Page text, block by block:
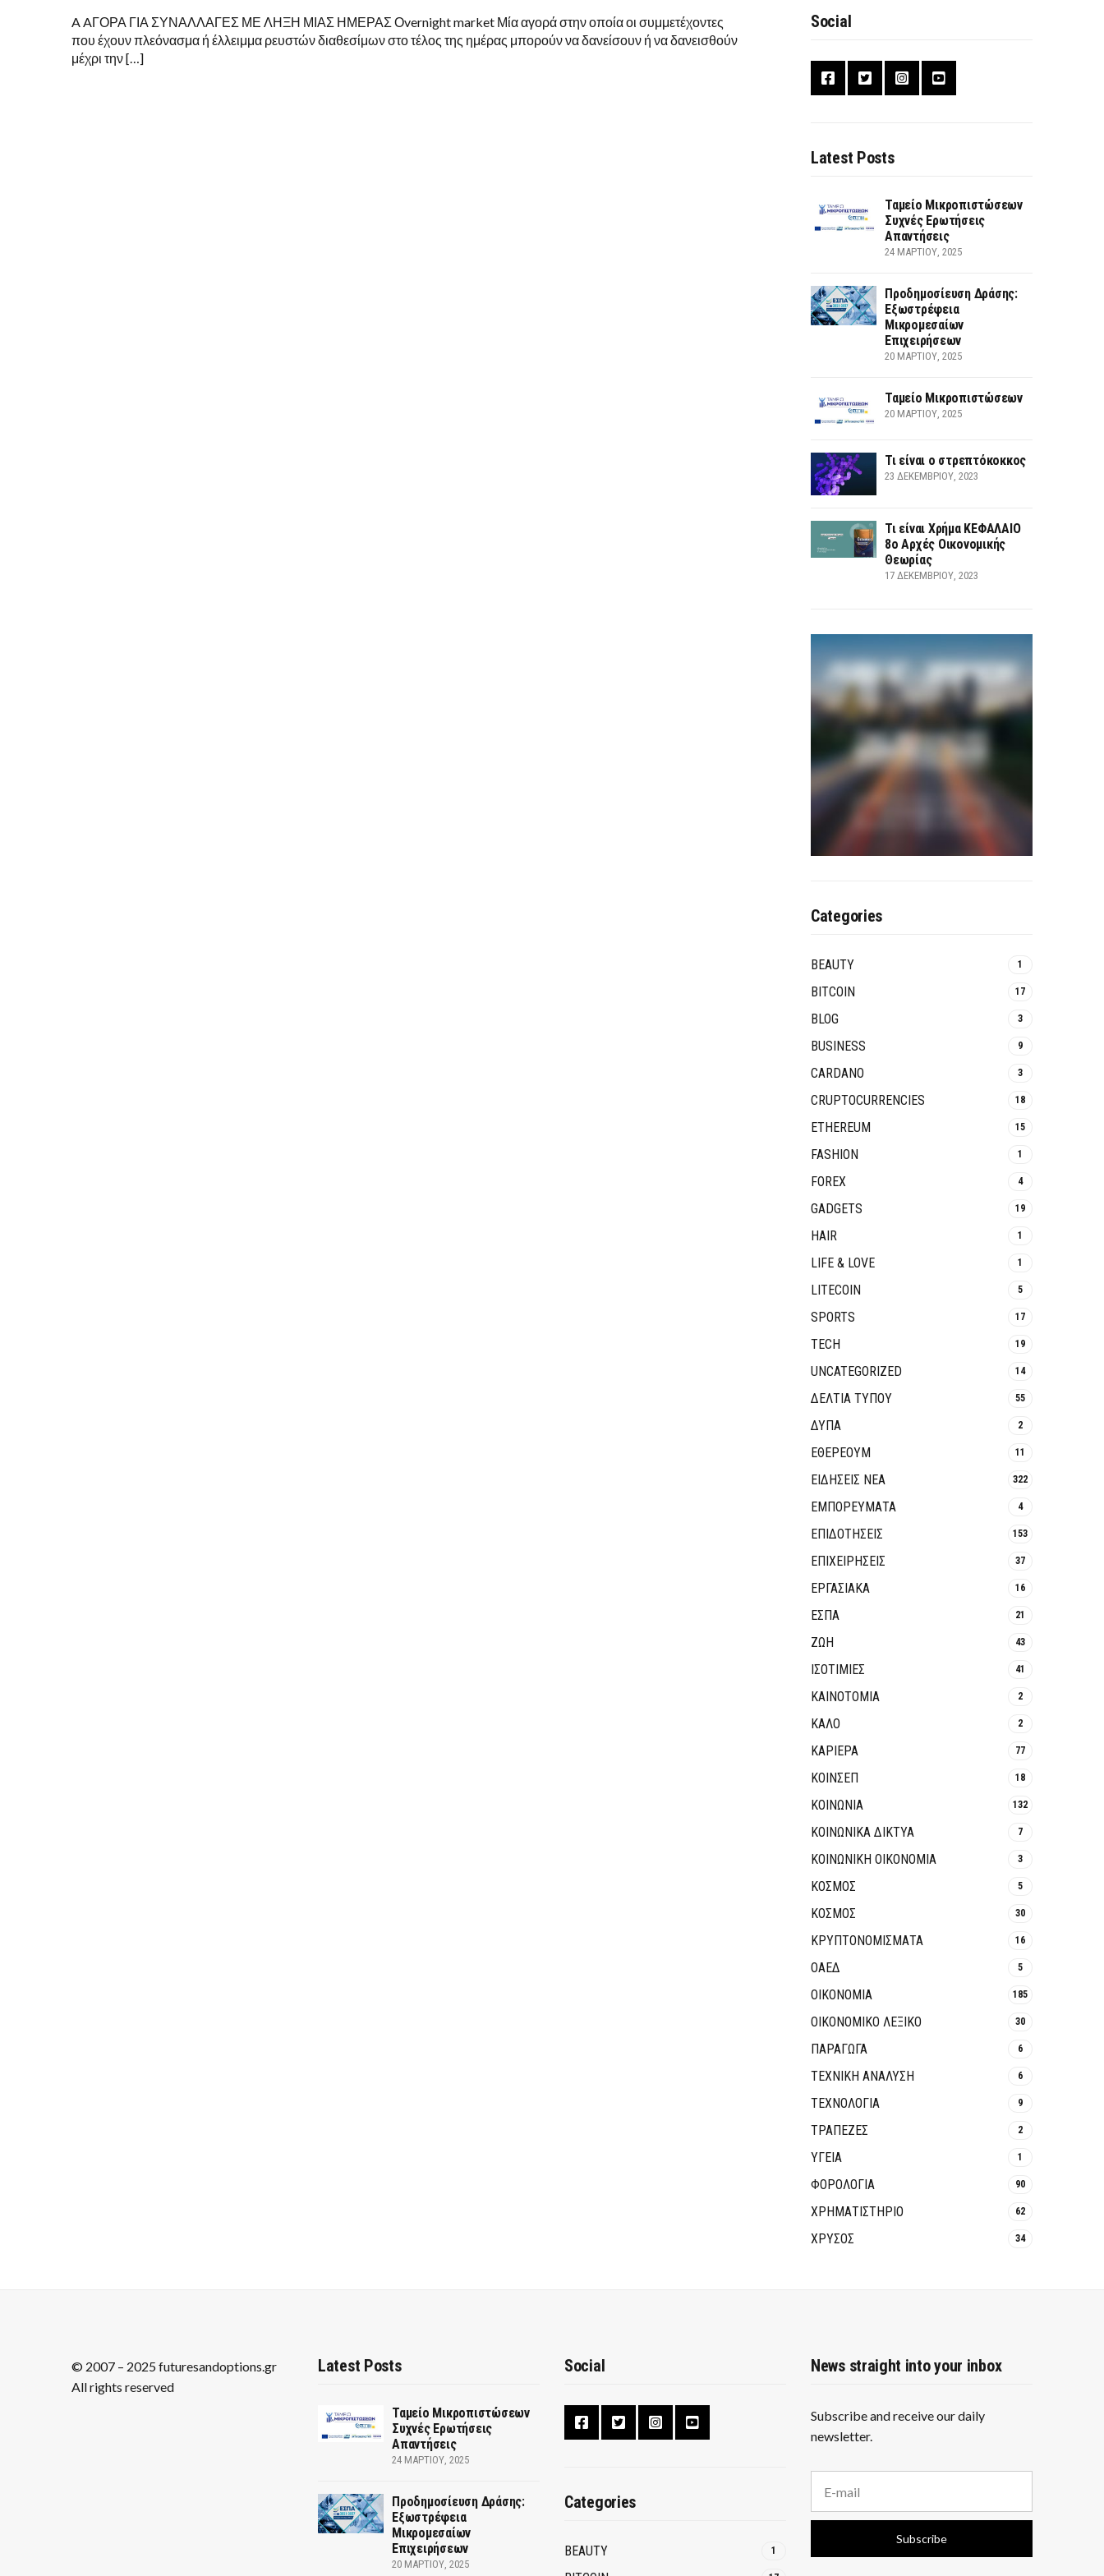
A AΓΟΡΑ ΓΙΑ ΣΥΝΑΛΛΑΓΕΣ ΜΕ ΛΗΞΗ ΜΙΑΣ ΗΜΕΡΑΣ Οvernight market Μία αγορά στην οποία οι συμμετέχοντες
που έχουν πλεόνασμα ή έλλειμμα ρευστών διαθεσίμων στο τέλος της ημέρας μπορούν να δανείσουν ή να δανεισθούν
μέχρι την […]
Social
Latest Posts
Ταμείο Μικροπιστώσεων
Συχνές Ερωτήσεις
Απαντήσεις
24 ΜΑΡΤΊΟΥ, 2025
Προδημοσίευση Δράσης:
Εξωστρέφεια
Μικρομεσαίων
Επιχειρήσεων
20 ΜΑΡΤΊΟΥ, 2025
Ταμείο Μικροπιστώσεων
20 ΜΑΡΤΊΟΥ, 2025
Τι είναι ο στρεπτόκοκκος
23 ΔΕΚΕΜΒΡΊΟΥ, 2023
Τι είναι Χρήμα ΚΕΦΑΛΑΙΟ
8ο Αρχές Οικονομικής
Θεωρίας
17 ΔΕΚΕΜΒΡΊΟΥ, 2023
Categories
BEAUTY 1
BITCOIN 17
BLOG 3
BUSINESS 9
CARDANO 3
CRUPTOCURRENCIES 18
ETHEREUM 15
FASHION 1
FOREX 4
GADGETS 19
HAIR 1
LIFE & LOVE 1
LITECOIN 5
SPORTS 17
TECH 19
UNCATEGORIZED 14
ΔΕΛΤΙΑ ΤΥΠΟΥ 55
ΔΥΠΑ 2
ΕΘΈΡΕΟΥΜ 11
ΕΙΔΗΣΕΙΣ ΝΕΑ 322
ΕΜΠΟΡΕΥΜΑΤΑ 4
ΕΠΙΔΟΤΗΣΕΙΣ 153
ΕΠΙΧΕΙΡΗΣΕΙΣ 37
ΕΡΓΑΣΙΑΚΑ 16
ΕΣΠΑ 21
ΖΩΗ 43
ΙΣΟΤΙΜΙΕΣ 41
ΚΑΙΝΟΤΟΜΊΑ 2
ΚΑΛΟ 2
ΚΑΡΙΕΡΑ 77
ΚΟΙΝΣΕΠ 18
ΚΟΙΝΩΝΙΑ 132
ΚΟΙΝΩΝΙΚΆ ΔΊΚΤΥΑ 7
ΚΟΙΝΩΝΙΚΉ ΟΙΚΟΝΟΜΊΑ 3
ΚΟΣΜΟΣ 5
ΚΟΣΜΟΣ 30
ΚΡΥΠΤΟΝΟΜΊΣΜΑΤΑ 16
ΟΑΕΔ 5
ΟΙΚΟΝΟΜΙΑ 185
ΟΙΚΟΝΟΜΙΚΟ ΛΕΞΙΚΟ 30
ΠΑΡΑΓΩΓΑ 6
ΤΕΧΝΙΚΗ ΑΝΑΛΥΣΗ 6
ΤΕΧΝΟΛΟΓΙΑ 9
ΤΡΆΠΕΖΕΣ 2
ΥΓΕΙΑ 1
ΦΟΡΟΛΟΓΙΑ 90
ΧΡΗΜΑΤΙΣΤΗΡΙΟ 62
ΧΡΥΣΟΣ 34
© 2007 – 2025 futuresandoptions.gr
All rights reserved
Latest Posts
Ταμείο Μικροπιστώσεων
Συχνές Ερωτήσεις
Απαντήσεις
24 ΜΑΡΤΊΟΥ, 2025
Προδημοσίευση Δράσης:
Εξωστρέφεια
Μικρομεσαίων
Επιχειρήσεων
20 ΜΑΡΤΊΟΥ, 2025
Social
Categories
BEAUTY 1
News straight into your inbox
Subscribe and receive our daily
newsletter.
a
i
a
Subscribe